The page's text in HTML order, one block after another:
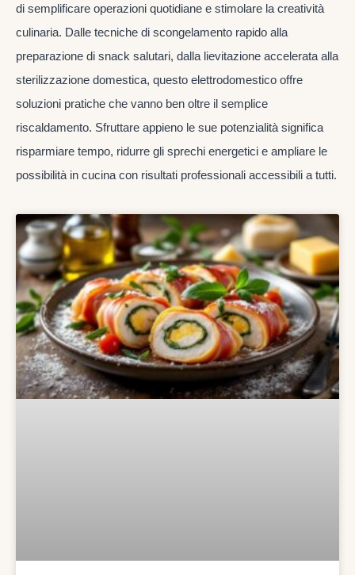
di semplificare operazioni quotidiane e stimolare la creatività
culinaria. Dalle tecniche di scongelamento rapido alla
preparazione di snack salutari, dalla lievitazione accelerata alla
sterilizzazione domestica, questo elettrodomestico offre
soluzioni pratiche che vanno ben oltre il semplice
riscaldamento. Sfruttare appieno le sue potenzialità significa
risparmiare tempo, ridurre gli sprechi energetici e ampliare le
possibilità in cucina con risultati professionali accessibili a tutti.